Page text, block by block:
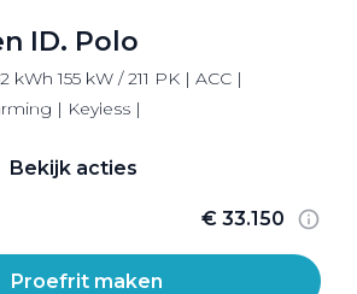
alle aanbiedingen
Bekijk acties
ID. Polo
kWh 155 kW / 211 PK | ACC |
| Keyless |
€ 33.150
Proefrit maken